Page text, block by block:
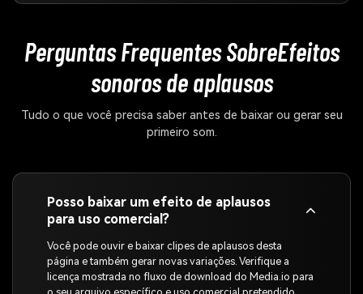
Perguntas Frequentes SobreEfeitos
sonoros de aplausos
Tudo o que você precisa saber antes de baixar ou gerar seu
primeiro som.
Posso baixar um efeito de aplausos
para uso comercial?
Você pode ouvir e baixar clipes de aplausos desta
página e também gerar novas variações. Verifique a
licença mostrada no fluxo de download do Media.io para